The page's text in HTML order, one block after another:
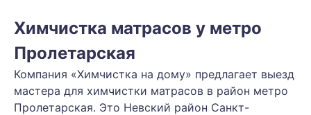
Химчистка матрасов у метро
Пролетарская
Компания «Химчистка на дому» предлагает выезд
мастера для химчистки матрасов в район метро
Пролетарская. Это Невский район Санкт-